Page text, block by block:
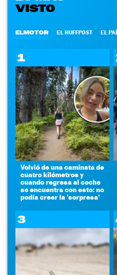
VISTO
ELMOTOR EL HUFFPOST EL
1
Volvió de una caminata de
cuatro kilómetros y
cuando regresa al coche
se encuentra con esto: no
podía creer la 'sorpresa'
3